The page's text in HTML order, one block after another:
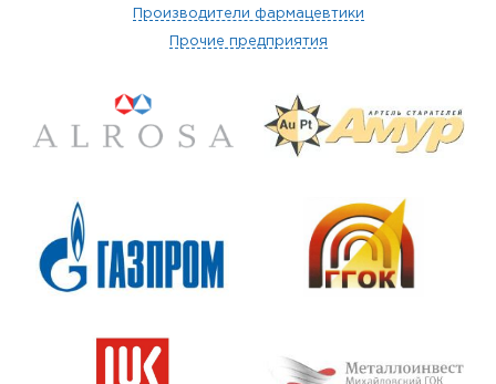
Производители фармацевтики
Прочие предприятия